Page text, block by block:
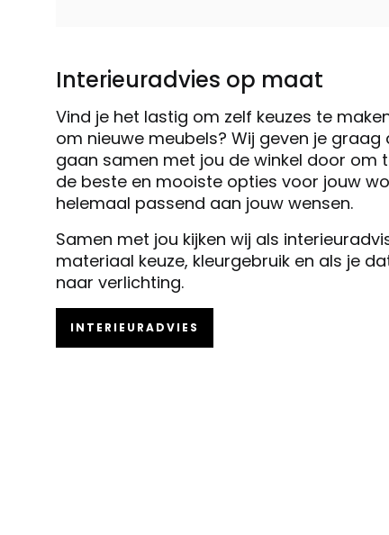
Interieuradvies op maat
Vind je het lastig om zelf keuzes te
om nieuwe meubels? Wij geven je graag
gaan samen met jou de winkel door om
de beste en mooiste opties voor jouw
helemaal passend aan jouw wensen.
Samen met jou kijken wij als
materiaal keuze, kleurgebruik en als je
naar verlichting.
INTERIEURADVIES